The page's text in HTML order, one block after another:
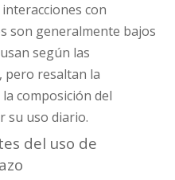
con
son generalmente bajos
según las
pero resaltan la
composición del
su uso diario.
del uso de